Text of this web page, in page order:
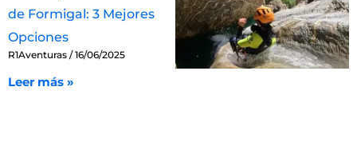
de Formigal: 3 Mejores
Opciones
R1Aventuras 16/06/2025
Leer más »